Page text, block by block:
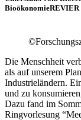
Die Menschheit
als auf unserem
Industrieländern.
und zu
Dazu fand im
Ringvorlesung